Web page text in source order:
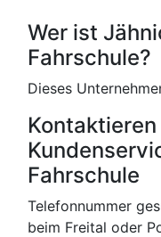
Wer ist
Fahrschule?
Dieses
Fahrschule
Telefonnummer
beim Freital oder